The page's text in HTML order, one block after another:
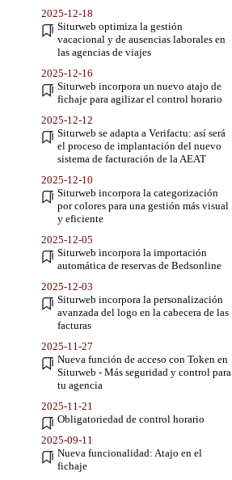
2025-12-18
Siturweb optimiza la gestión
vacacional y de ausencias laborales en
las agencias de viajes
2025-12-16
Siturweb incorpora un nuevo atajo de
fichaje para agilizar el control horario
2025-12-12
Siturweb se adapta a Verifactu: así será
el proceso de implantación del nuevo
sistema de facturación de la AEAT
2025-12-10
Siturweb incorpora la categorización
por colores para una gestión más visual
y eficiente
2025-12-05
Siturweb incorpora la importación
automática de reservas de Bedsonline
2025-12-03
Siturweb incorpora la personalización
avanzada del logo en la cabecera de las
facturas
2025-11-27
Nueva función de acceso con Token en
Siturweb - Más seguridad y control para
tu agencia
2025-11-21
Obligatoriedad de control horario
2025-09-11
Nueva funcionalidad: Atajo en el
fichaje